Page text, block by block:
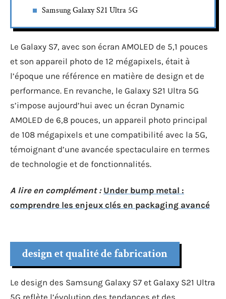
Samsung Galaxy S21 Ultra 5G
Le Galaxy S7, avec son écran AMOLED de 5,1 pouces
et son appareil photo de 12 mégapixels, était à
l’époque une référence en matière de design et de
performance. En revanche, le Galaxy S21 Ultra 5G
s’impose aujourd’hui avec un écran Dynamic
AMOLED de 6,8 pouces, un appareil photo principal
de 108 mégapixels et une compatibilité avec la 5G,
témoignant d’une avancée spectaculaire en termes
de technologie et de fonctionnalités.
A lire en complément : Under bump metal :
comprendre les enjeux clés en packaging avancé
design et qualité de fabrication
Le design des Samsung Galaxy S7 et Galaxy S21 Ultra
5G reflète l’évolution des tendances et des